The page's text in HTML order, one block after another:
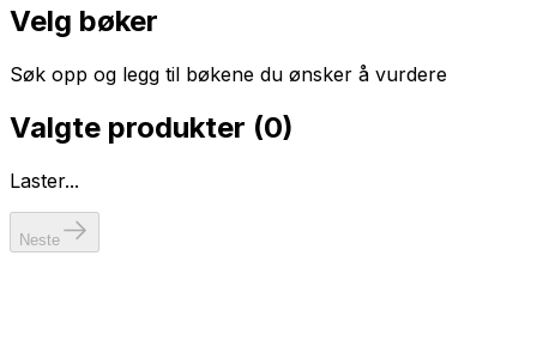
Velg bøker
Søk opp og legg til bøkene du ønsker å vurdere
Valgte produkter (0)
Laster...
Neste